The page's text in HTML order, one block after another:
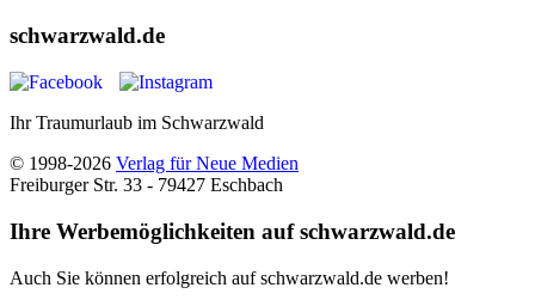
schwarzwald.de
Ihr Traumurlaub im Schwarzwald
© 1998-2026 Verlag für Neue Medien
Freiburger Str. 33 - 79427 Eschbach
Ihre Werbemöglichkeiten auf schwarzwald.de
Auch Sie können erfolgreich auf schwarzwald.de werben!